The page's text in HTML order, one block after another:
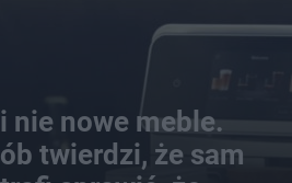
nie nowe meble.
twierdzi, że sam